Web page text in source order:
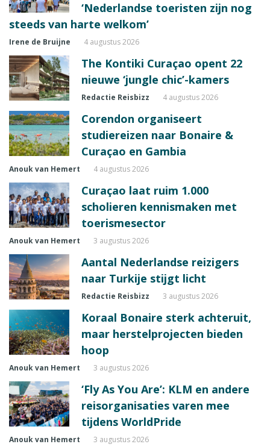
‘Nederlandse toeristen zijn nog
steeds van harte welkom’
Irene de Bruijne 4 augustus 2026
The Kontiki Curaçao opent 22
nieuwe ‘jungle chic’-kamers
Redactie Reisbizz 4 augustus 2026
Corendon organiseert
studiereizen naar Bonaire &
Curaçao en Gambia
Anouk van Hemert 4 augustus 2026
Curaçao laat ruim 1.000
scholieren kennismaken met
toerismesector
Anouk van Hemert 3 augustus 2026
Aantal Nederlandse reizigers
naar Turkije stijgt licht
Redactie Reisbizz 3 augustus 2026
Koraal Bonaire sterk achteruit,
maar herstelprojecten bieden
hoop
Anouk van Hemert 3 augustus 2026
‘Fly As You Are’: KLM en andere
reisorganisaties varen mee
tijdens WorldPride
Anouk van Hemert 3 augustus 2026